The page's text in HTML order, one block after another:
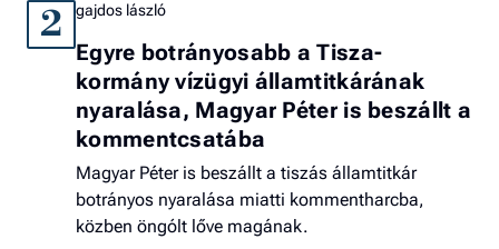
2 gajdos lászló
Egyre botrányosabb a Tisza-
kormány vízügyi államtitkárának
nyaralása, Magyar Péter is beszállt a
kommentcsatába
Magyar Péter is beszállt a tiszás államtitkár
botrányos nyaralása miatti kommentharcba,
közben öngólt lőve magának.